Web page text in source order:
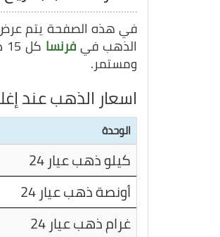
في هذه الصفحة يتم
الذهب فيفرنسا كل 15 دقيقة, وبهذا يمكنك متابعة سعر غرام الذهب في
ومستمر.
اسعار الذهب عند
الوحدة
كيلو ذهب عيار 24
أونصة ذهب عيار 24
غرام ذهب عيار 24